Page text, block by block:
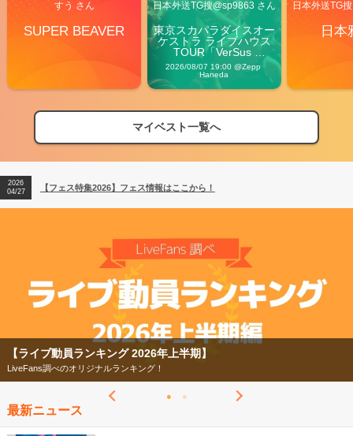
すう さん
SUPER BEAVER
日本外送TG搜@sp9863 さん
東京スカパラダイスオー
ケストラ ライブハウス
TOUR「VerSus
Carnival」
2026/08/07 19:00 @Zepp
Haneda
日本外送TG
日本
マイベスト一覧へ
【フェス特集2026】フェス情報はここから！
【ライブ動員ランキング】2026年上半期編発表！
2026
04/27
【フェス特集2026】フェス情報はここから！
2026
【ライブ動員ランキング 2026年上半期】
LiveFans調べのオリジナルランキング！
最新ニュース